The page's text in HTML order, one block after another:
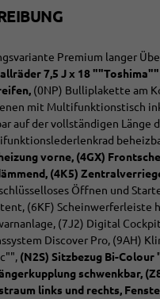
Premium langer
7,5 J x 18
(0NP) Bulliplakette am
mit Multifunktionstisch
auf der vollständigen Länge
vorne, (4GX)
(4K5)
Öffnen und
(6KF) Scheinwerferleiste
(7J2) Digital
Discover Pro, (9AH)
(N2S) Sitzbezug Bi-
schwenkbar,
links und rechts,